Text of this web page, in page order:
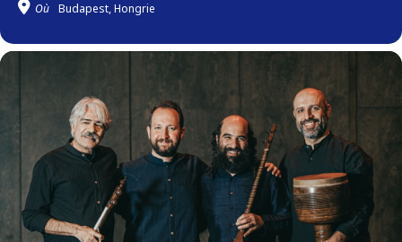
Où Budapest, Hongrie